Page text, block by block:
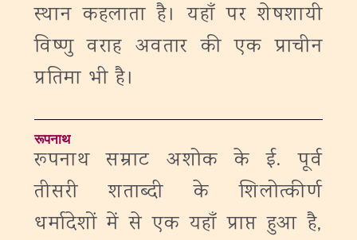
स्थान कहलाता है। यहाँ पर शेषशायी
विष्णु वराह अवतार की एक प्राचीन
प्रतिमा भी है।
रूपनाथ
रूपनाथ सम्राट अशोक के ई. पूर्व
तीसरी शताब्दी के शिलोत्कीर्ण
धर्मादेशों में से एक यहाँ प्राप्त हुआ है,